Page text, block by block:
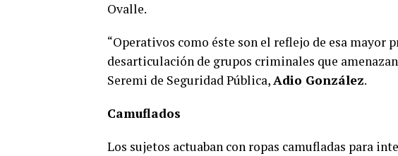
Ovalle.
“Operativos como éste son el reflejo de esa
desarticulación de grupos criminales que
Seremi de Seguridad Pública,Adio González.
Camuflados
Los sujetos actuaban con ropas camufladas para